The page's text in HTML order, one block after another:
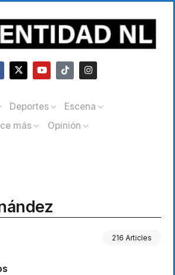
Deportes
Escena
más
Opinión
216 Articles